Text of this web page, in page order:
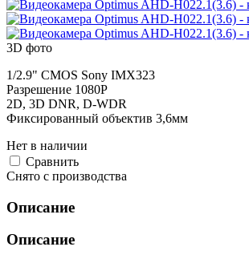
3D фото
1/2.9" CMOS Sony IMX323
Разрешение 1080P
2D, 3D DNR, D-WDR
Фиксированный объектив 3,6мм
Нет в наличии
Cравнить
Снято с производства
Описание
Описание